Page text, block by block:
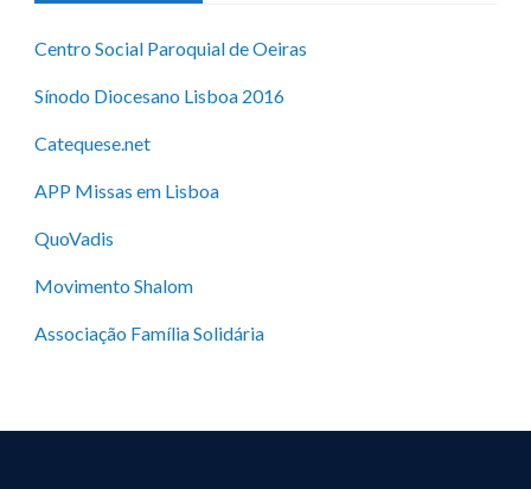
Centro Social Paroquial de Oeiras
Sínodo Diocesano Lisboa 2016
Catequese.net
APP Missas em Lisboa
QuoVadis
Movimento Shalom
Associação Família Solidária